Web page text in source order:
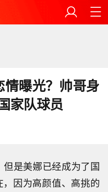
曝光？帅哥身
家队球员
是美娜已经成为了国
因为高颜值、高挑的